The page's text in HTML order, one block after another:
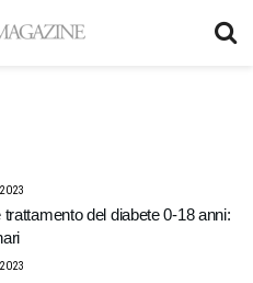
trattamento del diabete 0-18 anni: